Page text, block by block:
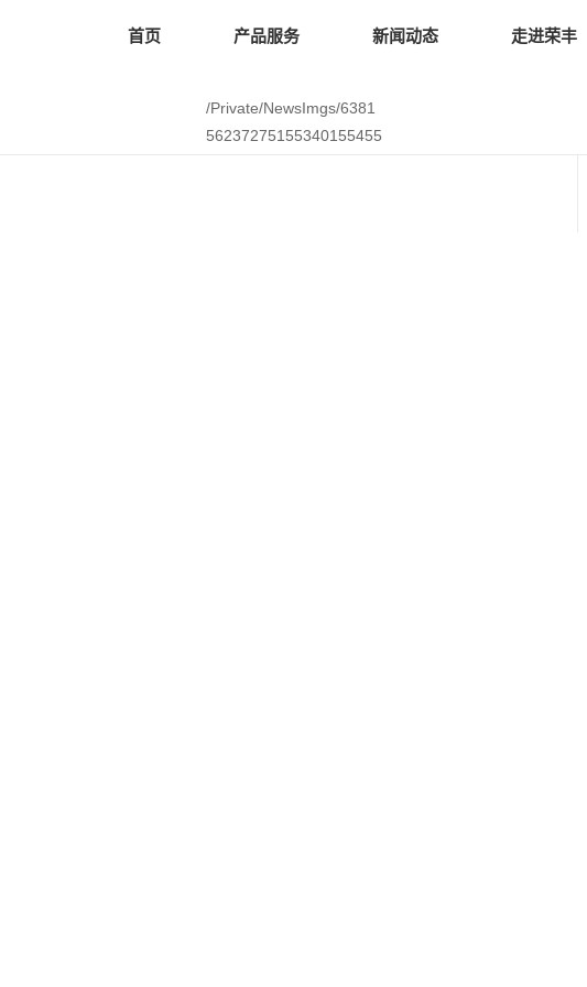
首页 产品服务 新闻动态 走进荣丰
/Private/NewsImgs/6381
56237275155340155455